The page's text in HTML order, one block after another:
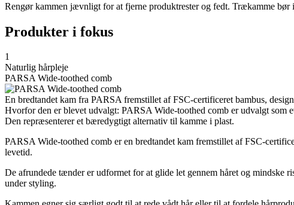
Rengør kammen jævnligt for at fjerne produktrester og fedt. Trækamme
Produkter i fokus
1
Naturlig hårpleje
PARSA Wide-toothed comb
En bredtandet kam fra PARSA fremstillet af FSC-certificeret bambus,
Hvorfor den er blevet udvalgt: PARSA Wide-toothed comb er udvalgt som
Den repræsenterer et bæredygtigt alternativ til kamme i plast.
PARSA Wide-toothed comb er en bredtandet kam fremstillet af FSC-
levetid.
De afrundede tænder er udformet for at glide let gennem håret og mindske
under styling.